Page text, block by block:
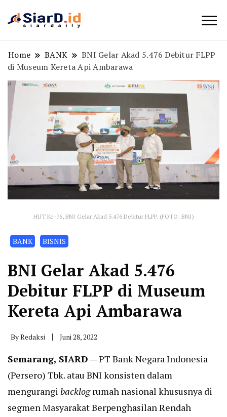
Home BANK
BNI Gelar Akad 5.476 Debitur FLPP
di Museum Kereta Api Ambarawa
HUT Ke-76, BNI Gelar Akad 5.476 Debitur FLPP. (FOTO: BNI)
BANK BISNIS
BNI Gelar Akad 5.476
Debitur FLPP di Museum
Kereta Api Ambarawa
ByRedaksi Juni 28, 2022
Semarang, SIARD — PT Bank Negara Indonesia
(Persero) Tbk. atau BNI konsisten dalam
mengurangi backlogrumah nasional khususnya di
segmen Masyarakat Berpenghasilan Rendah